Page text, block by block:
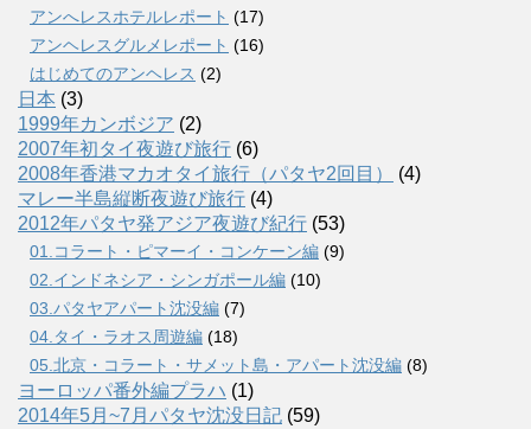
アンへレスホテルレポート (17)
アンヘレスグルメレポート (16)
はじめてのアンヘレス (2)
日本 (3)
1999年カンボジア (2)
2007年初タイ夜遊び旅行 (6)
2008年香港マカオタイ旅行（パタヤ2回目）
(4)
マレー半島縦断夜遊び旅行 (4)
2012年パタヤ発アジア夜遊び紀行 (53)
01.コラート・ピマーイ・コンケーン編 (9)
02.インドネシア・シンガポール編 (10)
03.パタヤアパート沈没編 (7)
04.タイ・ラオス周遊編 (18)
05.北京・コラート・サメット島・アパート沈没編 (8)
ヨーロッパ番外編プラハ (1)
2014年5月~7月パタヤ沈没日記 (59)